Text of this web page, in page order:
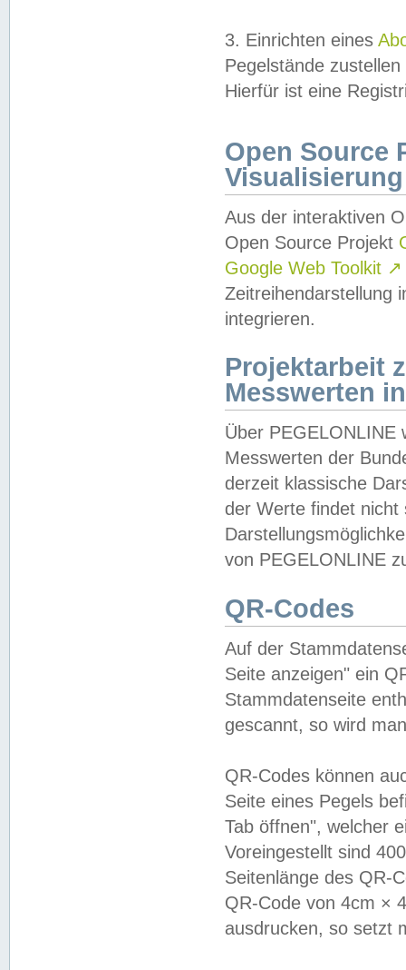
3. Einrichten eines
Pegelstände
Hierfür ist eine
Open Source
Visualisierung
Aus der interaktiven
Open Source Projekt
Google Web Toolkit ↗
Zeitreihendarstellung
integrieren.
Projektarbeit
Messwerten
Über PEGELONLINE
Messwerten der
derzeit klassische
der Werte findet
von PEGELONLINE
QR-Codes
Auf der
Seite anzeigen" ein
Stammdatenseite
gescannt, so wird
QR-Codes können
Seite eines Pegels
Tab öffnen", welcher
Voreingestellt sind
Seitenlänge des QR-
QR-Code von 4cm ×
ausdrucken, so setzt